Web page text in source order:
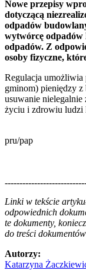
Nowe przepisy
dotyczącą
odpadów
wytwórcę odpadów
odpadów. Z
osoby fizyczne,
Regulacja umożliwia
gminom) pieniędzy z
usuwanie nielegalnie
życiu i zdrowiu ludzi
pru/pap
Linki w tekście
odpowiednich
te dokumenty,
do treści
Autorzy:
Katarzyna